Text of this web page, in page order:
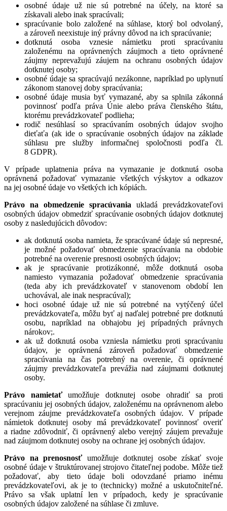
osobné údaje už nie sú potrebné na účely, na ktoré sa
získavali alebo inak spracúvali;
spracúvanie bolo založené na súhlase, ktorý bol odvolaný,
a zároveň neexistuje iný právny dôvod na ich spracúvanie;
dotknutá osoba vznesie námietku proti spracúvaniu
založenému na oprávnených záujmoch a tieto oprávnené
záujmy neprevažujú záujem na ochranu osobných údajov
dotknutej osoby;
osobné údaje sa spracúvajú nezákonne, napríklad po uplynutí
zákonom stanovej doby spracúvania;
osobné údaje musia byť vymazané, aby sa splnila zákonná
povinnosť podľa práva Únie alebo práva členského štátu,
ktorému prevádzkovateľ podlieha;
rodič nesúhlasí so spracúvaním osobných údajov svojho
dieťaťa (ak ide o spracúvanie osobných údajov na základe
súhlasu pre služby informačnej spoločnosti podľa čl.
8 GDPR).
V prípade uplatnenia práva na vymazanie je dotknutá osoba
oprávnená požadovať vymazanie všetkých výskytov a odkazov
na jej osobné údaje vo všetkých ich kópiách.
Právo na obmedzenie spracúvania ukladá prevádzkovateľovi
osobných údajov obmedziť spracúvanie osobných údajov dotknutej
osoby z nasledujúcich dôvodov:
ak dotknutá osoba namieta, že spracúvané údaje sú nepresné,
je možné požadovať obmedzenie spracúvania na obdobie
potrebné na overenie presnosti osobných údajov;
ak je spracúvanie protizákonné, môže dotknutá osoba
namiesto vymazania požadovať obmedzenie spracúvania
(teda aby ich prevádzkovateľ v stanovenom období len
uchovával, ale inak nespracúval);
hoci osobné údaje už nie sú potrebné na vytýčený účel
prevádzkovateľa, môžu byť aj naďalej potrebné pre dotknutú
osobu, napríklad na obhajobu jej prípadných právnych
nárokov;.
ak už dotknutá osoba vzniesla námietku proti spracúvaniu
údajov, je oprávnená zároveň požadovať obmedzenie
spracúvania na čas potrebný na overenie, či oprávnené
záujmy prevádzkovateľa prevážia nad záujmami dotknutej
osoby.
Právo namietaťumožňuje dotknutej osobe ohradiť sa proti
spracúvaniu jej osobných údajov, založenému na oprávnenom alebo
verejnom záujme prevádzkovateľa osobných údajov. V prípade
námietok dotknutej osoby má prevádzkovateľ povinnosť overiť
a riadne zdôvodniť, či oprávnený alebo verejný záujem prevažuje
nad záujmom dotknutej osoby na ochrane jej osobných údajov.
Právo na prenosnosťumožňuje dotknutej osobe získať svoje
osobné údaje v štruktúrovanej strojovo čitateľnej podobe. Môže tiež
požadovať, aby tieto údaje boli odovzdané priamo inému
prevádzkovateľovi, ak je to (technicky) možné a uskutočniteľné.
Právo sa však uplatní len v prípadoch, kedy je spracúvanie
osobných údajov založené na súhlase či zmluve.